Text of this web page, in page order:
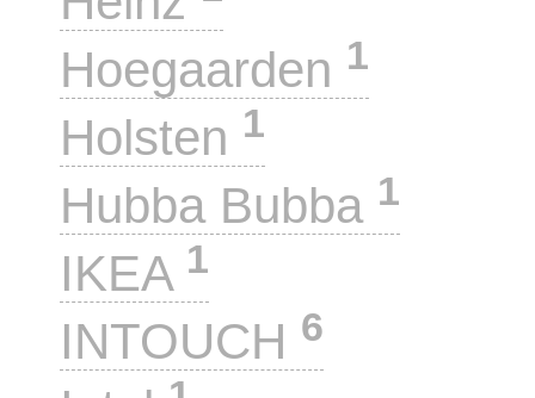
Hoegaarden 1
Holsten 1
Hubba Bubba 1
IKEA 1
INTOUCH 6